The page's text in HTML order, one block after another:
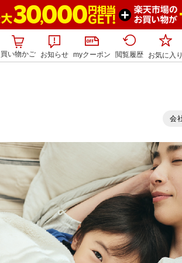
買い物かご お知らせ myクーポン 閲覧履歴 お気に入り